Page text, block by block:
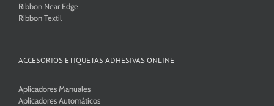
Ribbon Near Edge
Ribbon Textil
ACCESORIOS ETIQUETAS ADHESIVAS ONLINE
Aplicadores Manuales
Aplicadores Automáticos